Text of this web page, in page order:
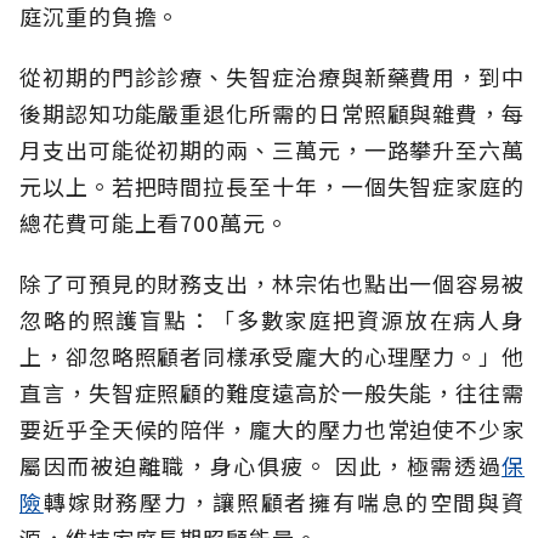
庭沉重的負擔。
從初期的門診診療、失智症治療與新藥費用，到中
後期認知功能嚴重退化所需的日常照顧與雜費，每
月支出可能從初期的兩、三萬元，一路攀升至六萬
元以上。若把時間拉長至十年，一個失智症家庭的
總花費可能上看700萬元。
除了可預見的財務支出，林宗佑也點出一個容易被
忽略的照護盲點：「多數家庭把資源放在病人身
上，卻忽略照顧者同樣承受龐大的心理壓力。」他
直言，失智症照顧的難度遠高於一般失能，往往需
要近乎全天候的陪伴，龐大的壓力也常迫使不少家
屬因而被迫離職，身心俱疲。 因此，極需透過保
險轉嫁財務壓力，讓照顧者擁有喘息的空間與資